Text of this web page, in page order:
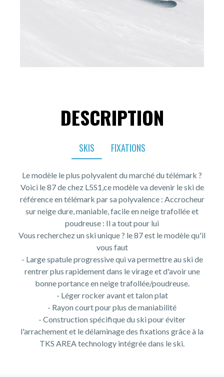
DESCRIPTION
SKIS FIXATIONS
Le modèle le plus polyvalent du marché du télémark ?
Voici le 87 de chez L5S1,ce modèle va devenir le ski de
référence en télémark par sa polyvalence : Accrocheur
sur neige dure, maniable, facile en neige trafollée et
poudreuse : Il a tout pour lui
Vous recherchez un ski unique ? le 87 est le modèle qu'il
vous faut
- Large spatule progressive qui va permettre au ski de
rentrer plus rapidement dans le virage et d'avoir une
bonne portance en neige trafollée/poudreuse.
- Léger rocker avant et talon plat
- Rayon court pour plus de maniabilité
- Construction spécifique du ski pour éviter
l'arrachement et le délaminage des fixations grâce à la
TKS AREA technology intégrée dans le ski.